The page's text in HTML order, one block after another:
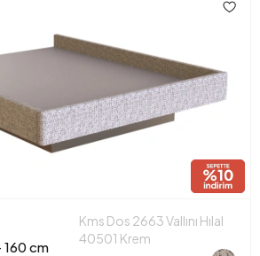
160 cm
Kms Dos 2663 Vallını Hılal
40501 Krem